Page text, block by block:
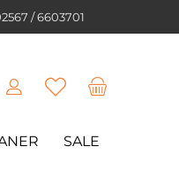
/ 6603701
SALE